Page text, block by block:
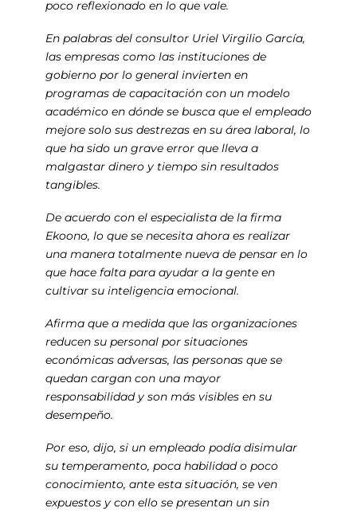
poco reflexionado en lo que vale.
En palabras del consultor Uriel Virgilio García,
las empresas como las instituciones de
gobierno por lo general invierten en
programas de capacitación con un modelo
académico en dónde se busca que el empleado
mejore solo sus destrezas en su área laboral, lo
que ha sido un grave error que lleva a
malgastar dinero y tiempo sin resultados
tangibles.
De acuerdo con el especialista de la firma
Ekoono, lo que se necesita ahora es realizar
una manera totalmente nueva de pensar en lo
que hace falta para ayudar a la gente en
cultivar su inteligencia emocional.
Afirma que a medida que las organizaciones
reducen su personal por situaciones
económicas adversas, las personas que se
quedan cargan con una mayor
responsabilidad y son más visibles en su
desempeño.
Por eso, dijo, si un empleado podía disimular
su temperamento, poca habilidad o poco
conocimiento, ante esta situación, se ven
expuestos y con ello se presentan un sin